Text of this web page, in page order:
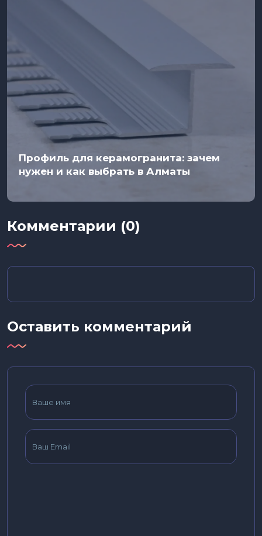
Профиль для керамогранита: зачем
нужен и как выбрать в Алматы
Комментарии (0)
Оставить комментарий